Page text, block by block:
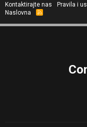
Kontaktirajte nas
Pravila i
Naslovna
R
S